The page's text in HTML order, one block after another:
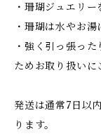
・珊瑚ジュエリ
・珊瑚は水やお
・強く引っ張っ
ためお取り扱いに
発送は通常7日以
ります。